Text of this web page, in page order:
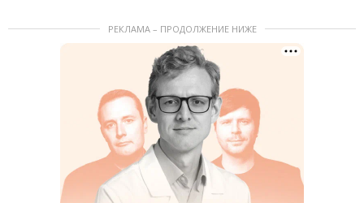
РЕКЛАМА – ПРОДОЛЖЕНИЕ НИЖЕ